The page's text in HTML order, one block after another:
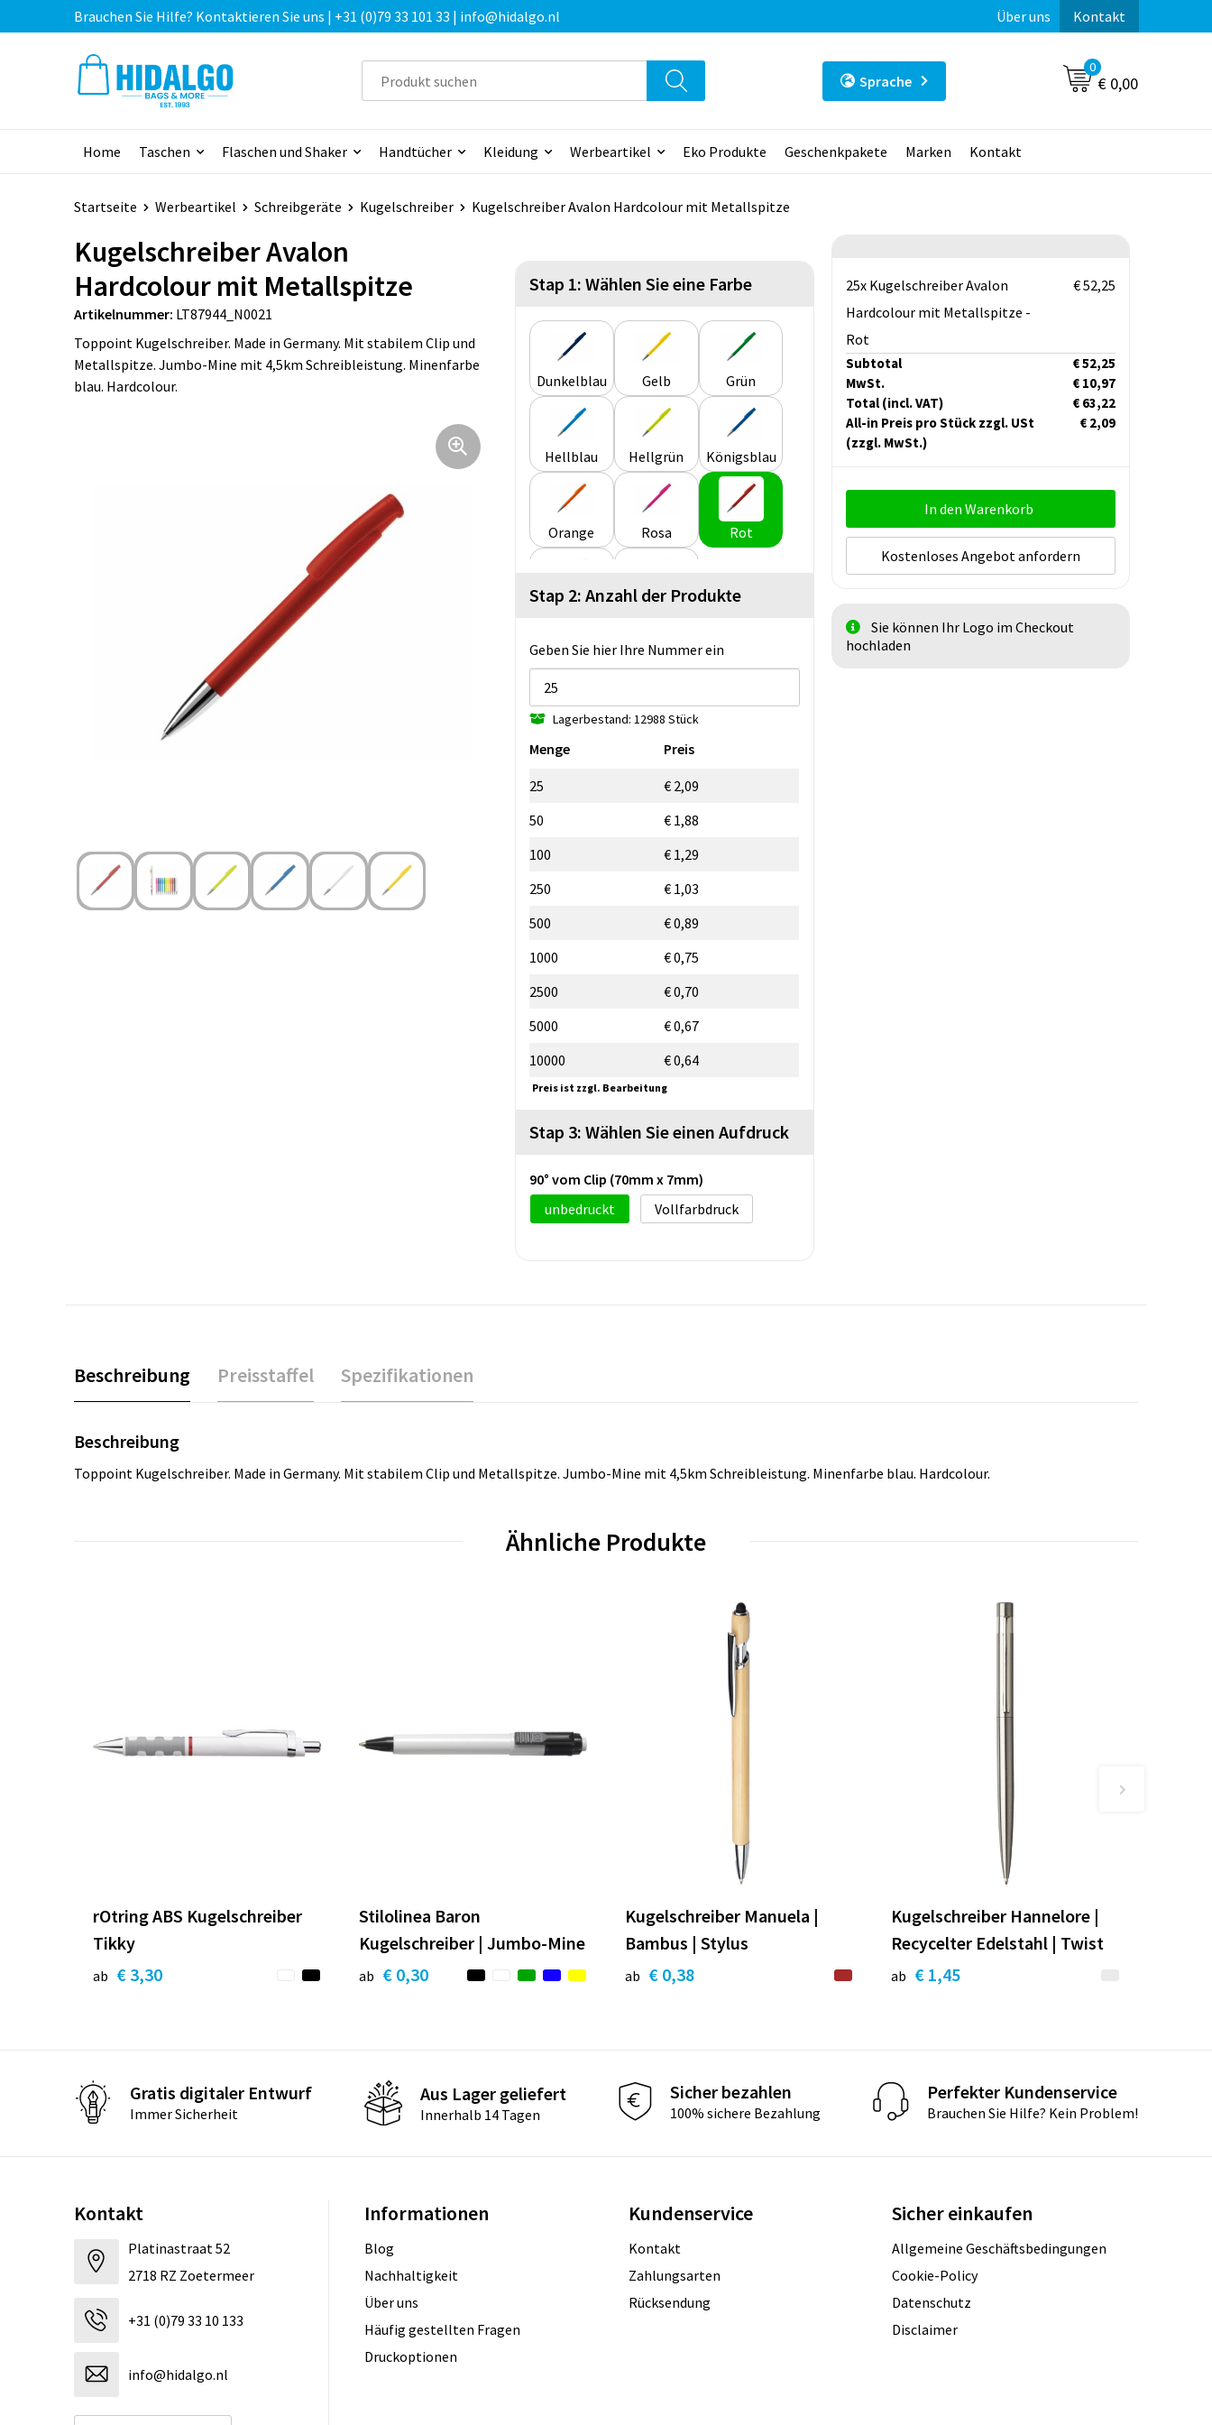
Brauchen Sie Hilfe? Kontaktieren Sie uns | +31 (0)79 33 101 33 | info@hidalgo.nl Über uns Kontakt
Sprache
0
€ 0,00
Home Taschen Flaschen und Shaker Handtücher Kleidung Werbeartikel Eko Produkte Geschenkpakete Marken Kontakt
Startseite Werbeartikel Schreibgeräte Kugelschreiber Kugelschreiber Avalon Hardcolour mit Metallspitze
Kugelschreiber Avalon
Hardcolour mit Metallspitze
Artikelnummer: LT87944_N0021
Toppoint Kugelschreiber. Made in Germany. Mit stabilem Clip und
Metallspitze. Jumbo-Mine mit 4,5km Schreibleistung. Minenfarbe
blau. Hardcolour.
Stap 1: Wählen Sie eine Farbe
Dunkelblau Gelb Grün
Hellblau Hellgrün Königsblau
Orange Rosa Rot
Schwarz
Stap 2: Anzahl der Produkte
Geben Sie hier Ihre Nummer ein
Lagerbestand: 12988 Stück
Menge Preis
25
€ 2,09
50
€ 1,88
100
€ 1,29
250
€ 1,03
500
€ 0,89
1000
€ 0,75
2500
€ 0,70
5000
€ 0,67
10000
€ 0,64
Preis ist zzgl. Bearbeitung
Stap 3: Wählen Sie einen Aufdruck
90° vom Clip (70mm x 7mm)
unbedruckt
Vollfarbdruck
25x Kugelschreiber Avalon
Hardcolour mit Metallspitze -
Rot
€ 52,25
Subtotal
€ 52,25
MwSt.
€ 10,97
Total (incl. VAT)
€ 63,22
All-in Preis pro Stück zzgl. USt
(zzgl. MwSt.)
€ 2,09
In den Warenkorb
Kostenloses Angebot anfordern
Sie können Ihr Logo im Checkout
hochladen
Beschreibung Preisstaffel Spezifikationen
Beschreibung
Toppoint Kugelschreiber. Made in Germany. Mit stabilem Clip und Metallspitze. Jumbo-Mine mit 4,5km Schreibleistung. Minenfarbe blau. Hardcolour.
Ähnliche Produkte
rOtring ABS Kugelschreiber
Tikky
ab € 3,30
Stilolinea Baron
Kugelschreiber | Jumbo-Mine
ab € 0,30
Kugelschreiber Manuela |
Bambus | Stylus
ab € 0,38
Kugelschreiber Hannelore |
Recycelter Edelstahl | Twist
ab € 1,45
Gratis digitaler Entwurf
Immer Sicherheit
Aus Lager geliefert
Innerhalb 14 Tagen
Sicher bezahlen
100% sichere Bezahlung
Perfekter Kundenservice
Brauchen Sie Hilfe? Kein Problem!
Kontakt
Platinastraat 52
2718 RZ Zoetermeer
+31 (0)79 33 10 133
info@hidalgo.nl
Informationen
Blog
Nachhaltigkeit
Über uns
Häufig gestellten Fragen
Druckoptionen
Kundenservice
Kontakt
Zahlungsarten
Rücksendung
Sicher einkaufen
Allgemeine Geschäftsbedingungen
Cookie-Policy
Datenschutz
Disclaimer